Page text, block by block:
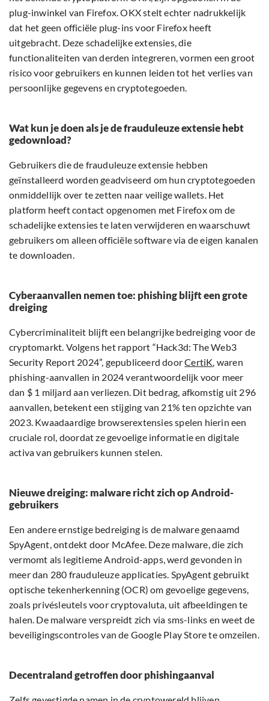
plug-inwinkel van Firefox. OKX stelt echter nadrukkelijk
dat het geen officiële plug-ins voor Firefox heeft
uitgebracht. Deze schadelijke extensies, die
functionaliteiten van derden integreren, vormen een groot
risico voor gebruikers en kunnen leiden tot het verlies van
persoonlijke gegevens en cryptotegoeden.
Wat kun je doen als je de frauduleuze extensie hebt
gedownload?
Gebruikers die de frauduleuze extensie hebben
geïnstalleerd worden geadviseerd om hun cryptotegoeden
onmiddellijk over te zetten naar veilige wallets. Het
platform heeft contact opgenomen met Firefox om de
schadelijke extensies te laten verwijderen en waarschuwt
gebruikers om alleen officiële software via de eigen kanalen
te downloaden.
Cyberaanvallen nemen toe: phishing blijft een grote
dreiging
Cybercriminaliteit blijft een belangrijke bedreiging voor de
cryptomarkt. Volgens het rapport “Hack3d: The Web3
Security Report 2024”, gepubliceerd doorCertiK, waren
phishing-aanvallen in 2024 verantwoordelijk voor meer
dan $ 1 miljard aan verliezen. Dit bedrag, afkomstig uit 296
aanvallen, betekent een stijging van 21% ten opzichte van
2023. Kwaadaardige browserextensies spelen hierin een
cruciale rol, doordat ze gevoelige informatie en digitale
activa van gebruikers kunnen stelen.
Nieuwe dreiging: malware richt zich op Android-
gebruikers
Een andere ernstige bedreiging is de malware genaamd
SpyAgent, ontdekt door McAfee. Deze malware, die zich
vermomt als legitieme Android-apps, werd gevonden in
meer dan 280 frauduleuze applicaties. SpyAgent gebruikt
optische tekenherkenning (OCR) om gevoelige gegevens,
zoals privésleutels voor cryptovaluta, uit afbeeldingen te
halen. De malware verspreidt zich via sms-links en weet de
beveiligingscontroles van de Google Play Store te omzeilen.
Decentraland getroffen door phishingaanval